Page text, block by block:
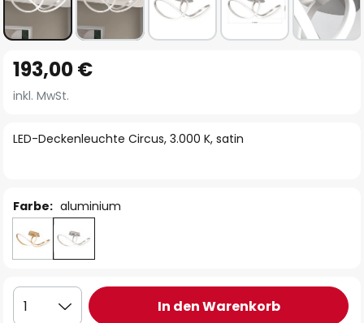
Anfang
der
springen
LED-Deckenleuchte Circus, 3.000 K, satin
193,00 €
inkl. MwSt.
Farbe: aluminium
1 In den Warenkorb